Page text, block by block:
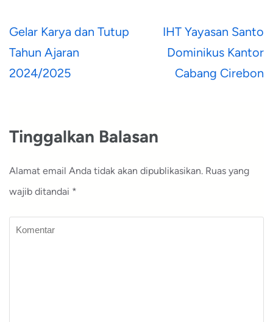
Navigasi
pos
Gelar Karya dan Tutup
Tahun Ajaran
2024/2025
IHT Yayasan Santo
Dominikus Kantor
Cabang Cirebon
Tinggalkan Balasan
Alamat email Anda tidak akan dipublikasikan. Ruas yang
wajib ditandai *
Komentar